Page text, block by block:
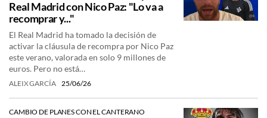
Real Madrid con Nico Paz: "Lo va a
recomprar y..."
El Real Madrid ha tomado la decisión de
activar la cláusula de recompra por Nico Paz
este verano, valorada en solo 9 millones de
euros. Pero no está…
ALEIX GARCÍA 25/06/26
CAMBIO DE PLANES CON EL CANTERANO